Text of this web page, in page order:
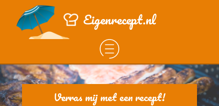
Eigenrecept.nl
Verras mij met een recept!